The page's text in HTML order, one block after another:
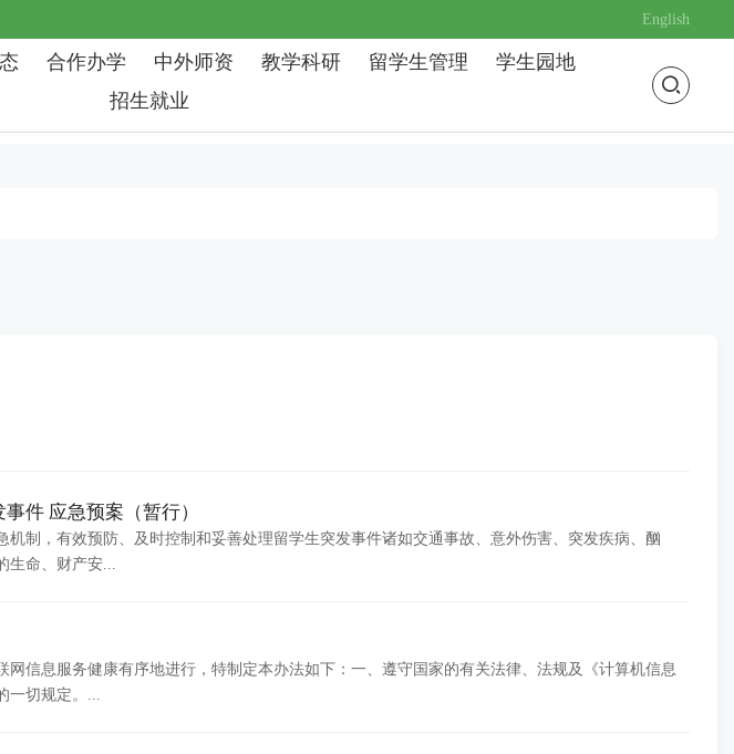
English
合作办学 中外师资 教学科研 留学生管理
学生园地
招生就业
件 应急预案（暂行）
机制，有效预防、及时控制和妥善处理留学生突发事件诸如交通事故、意外伤害、突发疾病、酗
生命、财产安...
网信息服务健康有序地进行，特制定本办法如下：一、遵守国家的有关法律、法规及《计算机信息
一切规定。...